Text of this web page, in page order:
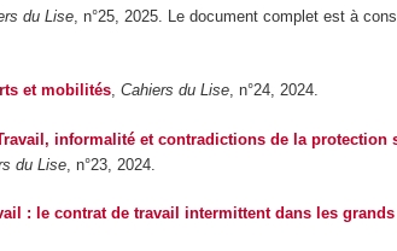
du Lise , n°25, 2025. Le document complet est à
et mobilités,Cahiers du Lise, n°24, 2024.
informalité et contradictions de la
du Lise , n°23, 2024.
: le contrat de travail intermittent dans les